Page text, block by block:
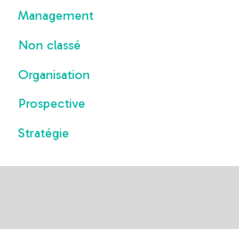
Management
Non classé
Organisation
Prospective
Stratégie